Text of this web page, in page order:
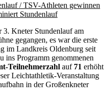
/ TSV-Athleten gewinnen
Stundenlauf
3. Kneter Stundenlauf am
gegangen, es war die erste
im Landkreis Oldenburg seit
ins Programm genommenen
Teilnehmerzahl auf 71 erhöht
Leichtathletik-Veranstaltung
in der Großenkneter